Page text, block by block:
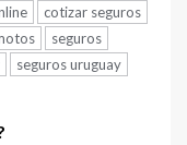
cotizar seguros
seguros
seguros uruguay